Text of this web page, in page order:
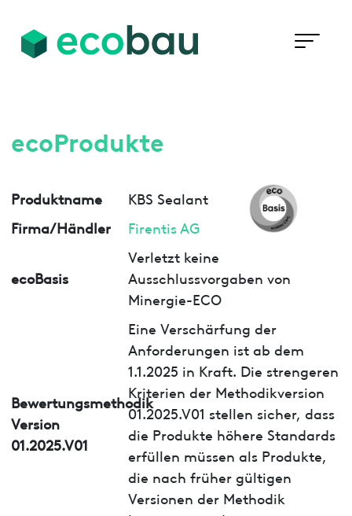
ecoProdukte
Produktname
KBS Sealant
Firma/Händler
Firentis AG
ecoBasis
Verletzt keine
Ausschlussvorgaben von
Minergie-ECO
Bewertungsmethodik
Version
01.2025.V01
Eine Verschärfung der
Anforderungen ist ab dem
1.1.2025 in Kraft. Die strengeren
Kriterien der Methodikversion
01.2025.V01 stellen sicher, dass
die Produkte höhere Standards
erfüllen müssen als Produkte,
die nach früher gültigen
Versionen der Methodik